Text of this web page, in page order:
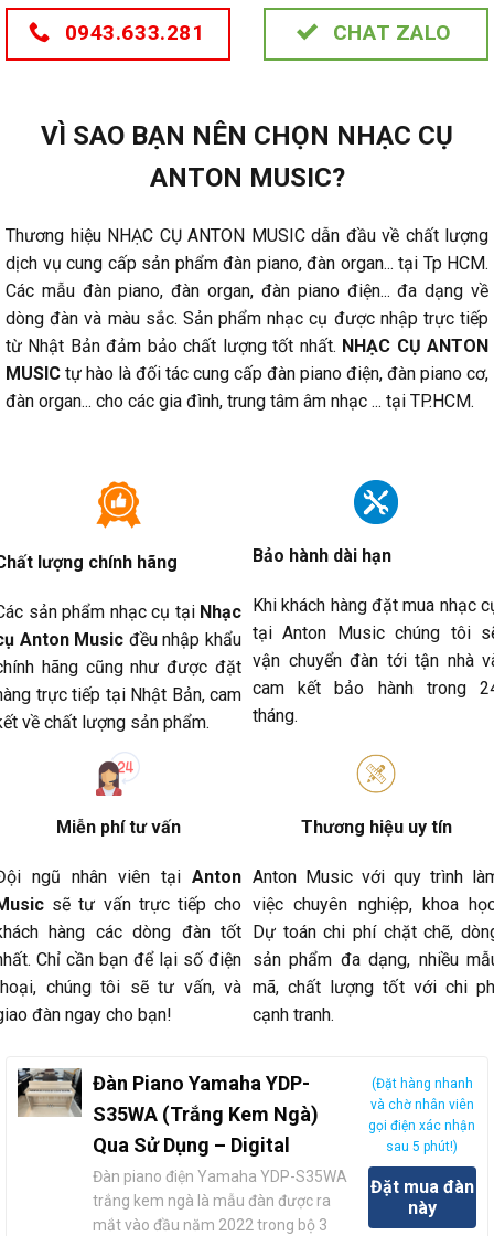
0943.633.281 CHAT ZALO
VÌ SAO BẠN NÊN CHỌN NHẠC CỤ
ANTON MUSIC?
Thương hiệu NHẠC CỤ ANTON MUSIC dẫn đầu về chất lượng
dịch vụ cung cấp sản phẩm đàn piano, đàn organ... tại Tp HCM.
Các mẫu đàn piano, đàn organ, đàn piano điện... đa dạng về
dòng đàn và màu sắc. Sản phẩm nhạc cụ được nhập trực tiếp
từ Nhật Bản đảm bảo chất lượng tốt nhất. NHẠC CỤ ANTON
MUSIC tự hào là đối tác cung cấp đàn piano điện, đàn piano cơ,
đàn organ... cho các gia đình, trung tâm âm nhạc ... tại TP.HCM.
lượng chính hãng
sản phẩm nhạc cụ tại Nhạc
Anton Music đều nhập khẩu
hãng cũng như được đặt
trực tiếp tại Nhật Bản, cam
về chất lượng sản phẩm.
Bảo hành dài hạn
Khi khách hàng đặt mua nhạc
tại Anton Music chúng tôi
vận chuyển đàn tới tận nhà
cam kết bảo hành trong
tháng.
Miễn phí tư vấn
ngũ nhân viên tại Anton
sẽ tư vấn trực tiếp cho
hàng các dòng đàn tốt
Chỉ cần bạn để lại số điện
chúng tôi sẽ tư vấn, và
đàn ngay cho bạn!
Thương hiệu uy tín
Anton Music với quy trình
việc chuyên nghiệp, khoa
Dự toán chi phí chặt chẽ,
sản phẩm đa dạng, nhiều
mã, chất lượng tốt với chi
cạnh tranh.
Đàn Piano Yamaha YDP-
S35WA (Trắng Kem Ngà)
Qua Sử Dụng – Digital
Đàn piano điện Yamaha YDP-S35WA
trắng kem ngà là mẫu đàn được ra
mắt vào đầu năm 2022 trong bộ 3
(Đặt hàng nhanh
và chờ nhân viên
gọi điện xác nhận
sau 5 phút!)
Đặt mua đàn
này